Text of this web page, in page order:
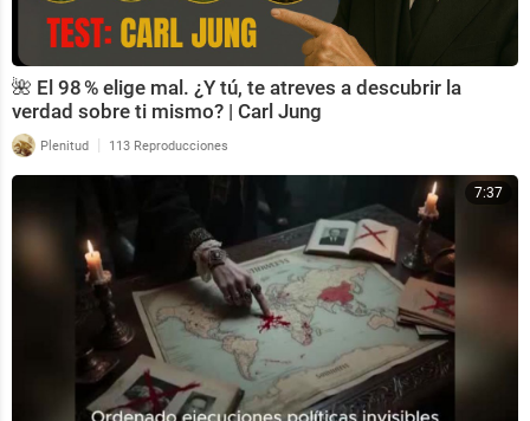
🌺 El 98 % elige mal. ¿Y tú, te atreves a descubrir la
verdad sobre ti mismo? | Carl Jung
Plenitud | 113 Reproducciones
7:37